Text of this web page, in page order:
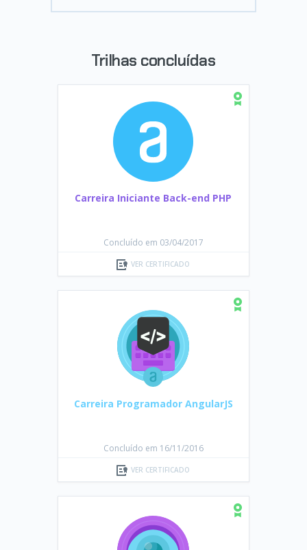
Trilhas concluídas
Carreira Iniciante Back-end PHP
Concluído em 03/04/2017
VER CERTIFICADO
Carreira Programador AngularJS
Concluído em 16/11/2016
VER CERTIFICADO